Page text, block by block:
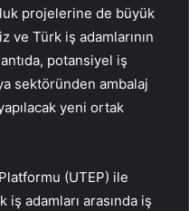
projelerine de büyük
Türk iş adamlarının
potansiyel iş
sektöründen ambalaj
yeni ortak
(UTEP) ile
iş adamları arasında iş